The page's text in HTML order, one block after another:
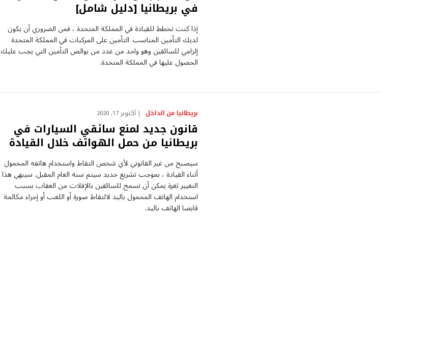
في بريطانيا [دليل شامل]
إذا كنت تخطط للقيادة في المملكة المتحدة ، فمن الضروري أن يكون
لديك التأمين المناسب. التأمين على المركبات في المملكة المتحدة
إلزامي للسائقين وهو واحد من عدد من بوالص التأمين التي يجب عليك
الحصول عليها في المملكة المتحدة.
بريطانيا من الداخل أكتوبر 17, 2020
قانون جديد لمنع سائقي السيارات في
بريطانيا من حمل الهواتف خلال القيادة
سيصبح من غير القانوني لأي شخص التقاط واستخدام هاتفه المحمول
أثناء القيادة ، بموجب تشريع جديد سيتم سنه العام المقبل. سينهي هذا
التغيير ثغرة يمكن أن تسمح للسائقين بالإفلات من العقاب بسبب
استخدام الهاتف المحمول باليد لالتقاط صورة أو اللعب أو إجراء مكالمة
قابضا الهاتف باليد.